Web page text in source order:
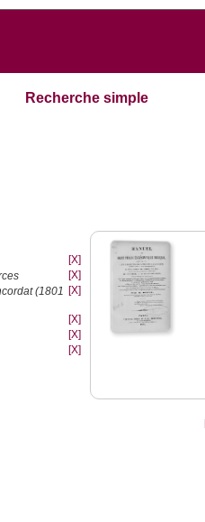
Recherche simple
[X]
[X]
(1801 [X]
[X]
[X]
[X]